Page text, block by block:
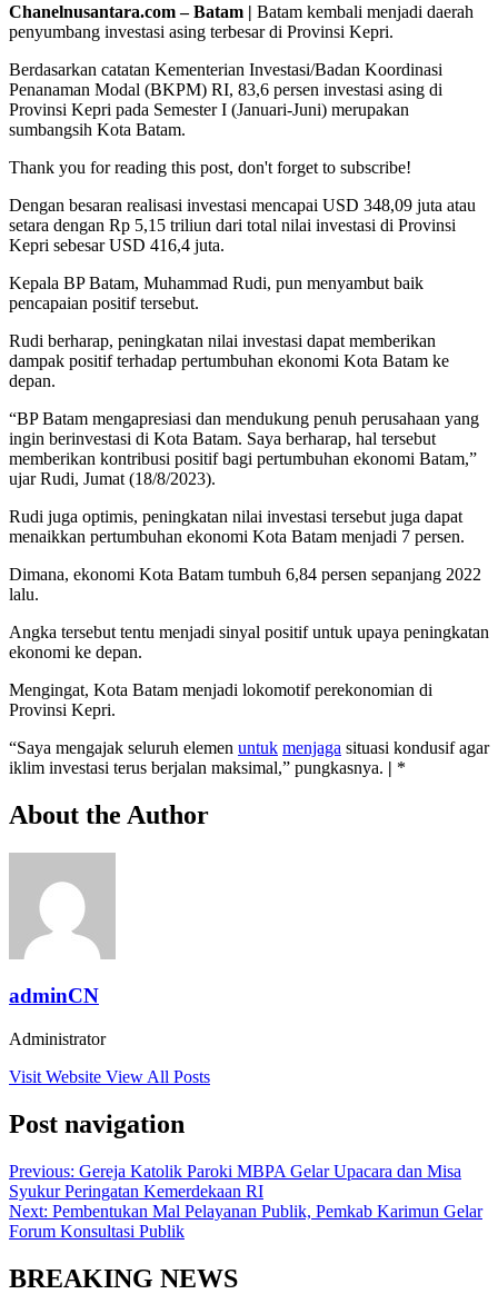
Chanelnusantara.com – Batam | Batam kembali menjadi daerah
penyumbang investasi asing terbesar di Provinsi Kepri.
Berdasarkan catatan Kementerian Investasi/Badan Koordinasi
Penanaman Modal (BKPM) RI, 83,6 persen investasi asing di
Provinsi Kepri pada Semester I (Januari-Juni) merupakan
sumbangsih Kota Batam.
Thank you for reading this post, don't forget to subscribe!
Dengan besaran realisasi investasi mencapai USD 348,09 juta atau
setara dengan Rp 5,15 triliun dari total nilai investasi di Provinsi
Kepri sebesar USD 416,4 juta.
Kepala BP Batam, Muhammad Rudi, pun menyambut baik
pencapaian positif tersebut.
Rudi berharap, peningkatan nilai investasi dapat memberikan
dampak positif terhadap pertumbuhan ekonomi Kota Batam ke
depan.
“BP Batam mengapresiasi dan mendukung penuh perusahaan yang
ingin berinvestasi di Kota Batam. Saya berharap, hal tersebut
memberikan kontribusi positif bagi pertumbuhan ekonomi Batam,”
ujar Rudi, Jumat (18/8/2023).
Rudi juga optimis, peningkatan nilai investasi tersebut juga dapat
menaikkan pertumbuhan ekonomi Kota Batam menjadi 7 persen.
Dimana, ekonomi Kota Batam tumbuh 6,84 persen sepanjang 2022
lalu.
Angka tersebut tentu menjadi sinyal positif untuk upaya peningkatan
ekonomi ke depan.
Mengingat, Kota Batam menjadi lokomotif perekonomian di
Provinsi Kepri.
“Saya mengajak seluruh elemen untuk menjaga situasi kondusif agar
iklim investasi terus berjalan maksimal,” pungkasnya. | *
About the Author
adminCN
Administrator
Visit Website View All Posts
Post navigation
Previous: Gereja Katolik Paroki MBPA Gelar Upacara dan Misa
Syukur Peringatan Kemerdekaan RI
Next: Pembentukan Mal Pelayanan Publik, Pemkab Karimun Gelar
Forum Konsultasi Publik
BREAKING NEWS